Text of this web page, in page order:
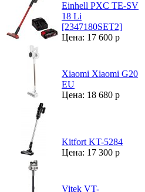
Einhell PXC TE-SV
18 Li
[2347180SET2]
Цена: 17 600 р
Xiaomi Xiaomi G20
EU
Цена: 18 680 р
Kitfort KT-5284
Цена: 17 300 р
Vitek VT-